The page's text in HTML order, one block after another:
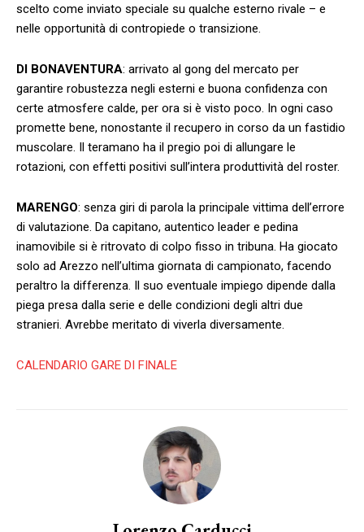
scelto come inviato speciale su qualche esterno rivale – e
nelle opportunità di contropiede o transizione.
DI BONAVENTURA: arrivato al gong del mercato per
garantire robustezza negli esterni e buona confidenza con
certe atmosfere calde, per ora si è visto poco. In ogni caso
promette bene, nonostante il recupero in corso da un fastidio
muscolare. Il teramano ha il pregio poi di allungare le
rotazioni, con effetti positivi sull’intera produttività del roster.
MARENGO: senza giri di parola la principale vittima dell’errore
di valutazione. Da capitano, autentico leader e pedina
inamovibile si è ritrovato di colpo fisso in tribuna. Ha giocato
solo ad Arezzo nell’ultima giornata di campionato, facendo
peraltro la differenza. Il suo eventuale impiego dipende dalla
piega presa dalla serie e delle condizioni degli altri due
stranieri. Avrebbe meritato di viverla diversamente.
CALENDARIO GARE DI FINALE